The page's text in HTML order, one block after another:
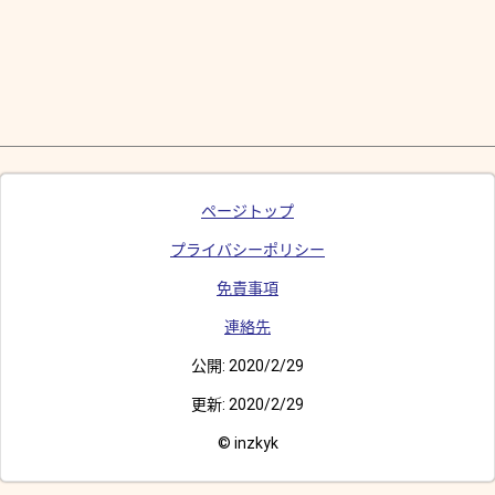
ページトップ
プライバシーポリシー
免責事項
連絡先
公開: 2020/2/29
更新: 2020/2/29
© inzkyk